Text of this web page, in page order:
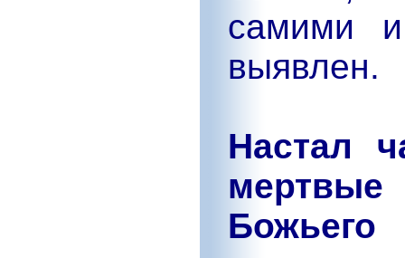
самими
выявлен.
Настал